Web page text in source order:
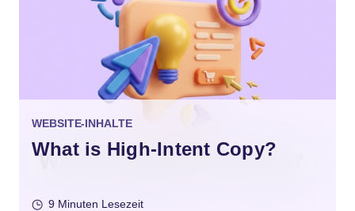
WEBSITE-INHALTE
What is High-Intent Copy?
9 Minuten Lesezeit